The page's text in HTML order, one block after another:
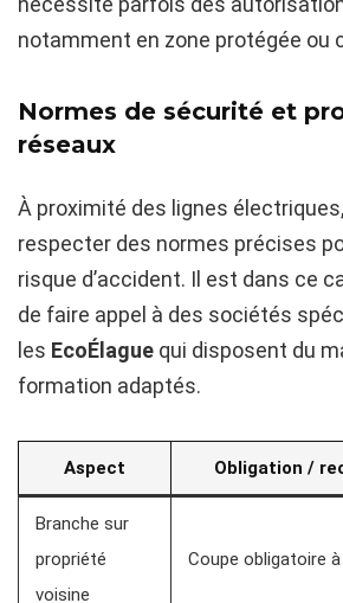
notamment en zone protégée ou
Normes de sécurité et
réseaux
À proximité des lignes
respecter des normes précises
risque d’accident. Il est dans ce
de faire appel à des sociétés
les EcoÉlague qui disposent du
formation adaptés.
Aspect Obligation /
Branche sur
propriété
voisine
Coupe obligatoire